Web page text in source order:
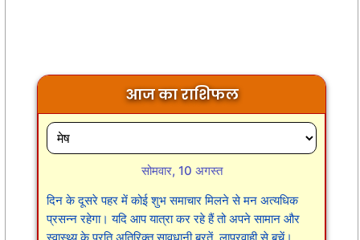
आज का राशिफल
सोमवार, 10 अगस्त
दिन के दूसरे पहर में कोई शुभ समाचार मिलने से मन अत्यधिक
प्रसन्न रहेगा। यदि आप यात्रा कर रहे हैं तो अपने सामान और
स्वास्थ्य के प्रति अतिरिक्त सावधानी बरतें, लापरवाही से बचें।